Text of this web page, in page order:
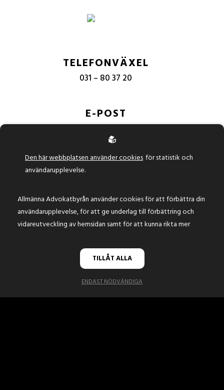
TELEFONVÄXEL
031 – 80 37 20
E-POST
info@allmanna-advokatbyran.se
BESÖKSADRESS
Nordstan)
MOTTAGNINGSKONTOR I BORÅS
MOTTAGNINGSKONTOR I
VÄNERSBORG
Den här webbplatsen använder cookies för statistik och
användarupplevelse.
Allmänna Advokatbyrån använder cookies för att förbättra din
användarupplevelse, för att ge underlag till förbättring och
vidareutveckling av hemsidan samt för att kunna rikta mer
personuppgiftspolicy. Om du samtycker till vår
Tillåt alla. Om du vill ändra ditt val i efterhand
hittar du den möjligheten i botten på sidan.
ENDAST NÖDVÄNDIGA
TILLÅT ALLA